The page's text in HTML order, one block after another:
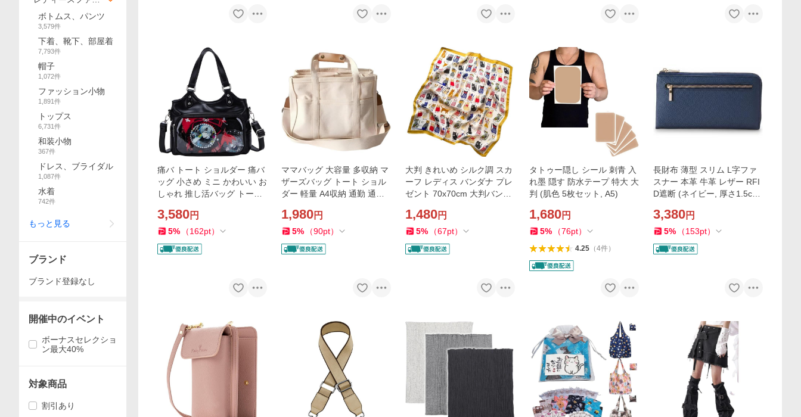
痛バ トート ショルダー 痛バ
ッグ 小さめ ミニ かわいい お
しゃれ 推し活バッグ トート
ay (ブラック)
3,580円
5% （162pt）
ママバッグ 大容量 多収納 マ
ザーズバッグ トート ショル
ダー 軽量 A4収納 通勤 通学
1,980円
5% （90pt）
大判 きれいめ シルク調 スカ
ーフ レディス バンダナ プレ
ゼント 70x70cm 大判バンダ
コ)
1,480円
5% （67pt）
タトゥー隠し シール 刺青 入
れ墨 隠す 防水テープ 特大 大
判 (肌色 5枚セット, A5)
1,680円
5% （76pt）
4.25（4件）
長財布 薄型 スリム L字ファ
スナー 本革 牛革 レザー RFI
D遮断 (ネイビー, 厚さ1.5c
3,380円
5% （153pt）
ション
ボトムス、パンツ
3,579件
下着、靴下、部屋着
7,793件
帽子
1,072件
ファッション小物
1,891件
トップス
6,731件
和装小物
367件
ドレス、ブライダル
1,087件
水着
742件
もっと見る
ブランド
ブランド登録なし
開催中のイベント
ボーナスセレクショ
ン最大40%
対象商品
割引あり